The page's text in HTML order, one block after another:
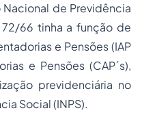
de Previdência
66 tinha a função de
e Pensões (IAP
e Pensões (CAP´s),
previdenciária no
Social (INPS).